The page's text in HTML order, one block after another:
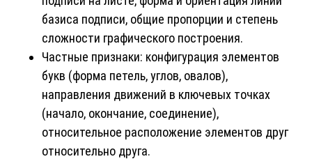
базиса подписи, общие пропорции и степень
сложности графического построения.
Частные признаки: конфигурация элементов
букв (форма петель, углов, овалов),
направления движений в ключевых точках
(начало, окончание, соединение),
относительное расположение элементов друг
относительно друга.